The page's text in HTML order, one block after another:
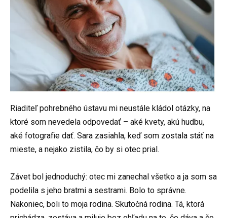
Riaditeľ pohrebného ústavu mi neustále kládol otázky, na
ktoré som nevedela odpovedať – aké kvety, akú hudbu,
aké fotografie dať. Sara zasiahla, keď som zostala stáť na
mieste, a nejako zistila, čo by si otec prial.
Závet bol jednoduchý: otec mi zanechal všetko a ja som sa
podelila s jeho bratmi a sestrami. Bolo to správne.
Nakoniec, boli to moja rodina. Skutočná rodina. Tá, ktorá